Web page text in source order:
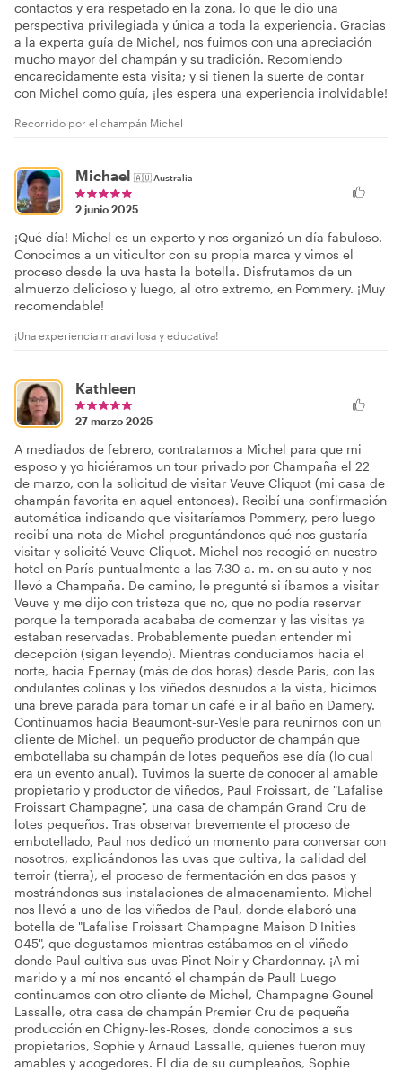
contactos y era respetado en la zona, lo que le dio una
perspectiva privilegiada y única a toda la experiencia. Gracias
a la experta guía de Michel, nos fuimos con una apreciación
mucho mayor del champán y su tradición. Recomiendo
encarecidamente esta visita; y si tienen la suerte de contar
con Michel como guía, ¡les espera una experiencia inolvidable!
Recorrido por el champán Michel
Michael 🇦🇺Australia
2 junio 2025
¡Qué día! Michel es un experto y nos organizó un día fabuloso.
Conocimos a un viticultor con su propia marca y vimos el
proceso desde la uva hasta la botella. Disfrutamos de un
almuerzo delicioso y luego, al otro extremo, en Pommery. ¡Muy
recomendable!
¡Una experiencia maravillosa y educativa!
Kathleen
27 marzo 2025
A mediados de febrero, contratamos a Michel para que mi
esposo y yo hiciéramos un tour privado por Champaña el 22
de marzo, con la solicitud de visitar Veuve Cliquot (mi casa de
champán favorita en aquel entonces). Recibí una confirmación
automática indicando que visitaríamos Pommery, pero luego
recibí una nota de Michel preguntándonos qué nos gustaría
visitar y solicité Veuve Cliquot. Michel nos recogió en nuestro
hotel en París puntualmente a las 7:30 a. m. en su auto y nos
llevó a Champaña. De camino, le pregunté si íbamos a visitar
Veuve y me dijo con tristeza que no, que no podía reservar
porque la temporada acababa de comenzar y las visitas ya
estaban reservadas. Probablemente puedan entender mi
decepción (sigan leyendo). Mientras conducíamos hacia el
norte, hacia Epernay (más de dos horas) desde París, con las
ondulantes colinas y los viñedos desnudos a la vista, hicimos
una breve parada para tomar un café e ir al baño en Damery.
Continuamos hacia Beaumont-sur-Vesle para reunirnos con un
cliente de Michel, un pequeño productor de champán que
embotellaba su champán de lotes pequeños ese día (lo cual
era un evento anual). Tuvimos la suerte de conocer al amable
propietario y productor de viñedos, Paul Froissart, de "Lafalise
Froissart Champagne", una casa de champán Grand Cru de
lotes pequeños. Tras observar brevemente el proceso de
embotellado, Paul nos dedicó un momento para conversar con
nosotros, explicándonos las uvas que cultiva, la calidad del
terroir (tierra), el proceso de fermentación en dos pasos y
mostrándonos sus instalaciones de almacenamiento. Michel
nos llevó a uno de los viñedos de Paul, donde elaboró una
botella de "Lafalise Froissart Champagne Maison D'Inities
045", que degustamos mientras estábamos en el viñedo
donde Paul cultiva sus uvas Pinot Noir y Chardonnay. ¡A mi
marido y a mí nos encantó el champán de Paul! Luego
continuamos con otro cliente de Michel, Champagne Gounel
Lassalle, otra casa de champán Premier Cru de pequeña
producción en Chigny-les-Roses, donde conocimos a sus
propietarios, Sophie y Arnaud Lassalle, quienes fueron muy
amables y acogedores. El día de su cumpleaños, Sophie